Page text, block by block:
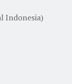
Indonesia)